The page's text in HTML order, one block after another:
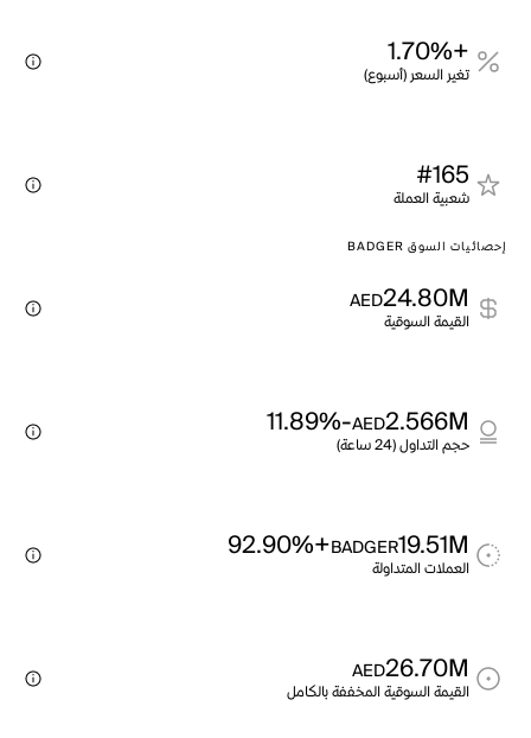
+1.70%
تغير السعر (أسبوع)
#165
شعبية العملة
إحصائيات السوق BADGER
24.80M
AED
القيمة السوقية
2.566M
AED
-11.89%
حجم التداول (24 ساعة)
19.51M
BADGER
+92.90%
العملات المتداولة
26.70M
AED
القيمة السوقية المخففة بالكامل